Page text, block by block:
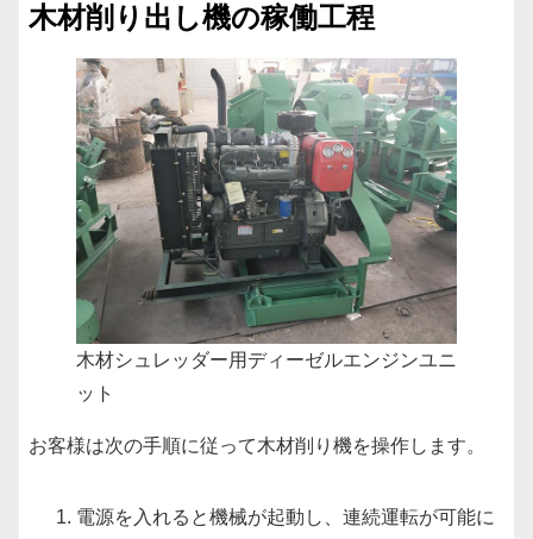
木材削り出し機の稼働工程
木材シュレッダー用ディーゼルエンジンユニ
ット
お客様は次の手順に従って木材削り機を操作します。
電源を入れると機械が起動し、連続運転が可能に